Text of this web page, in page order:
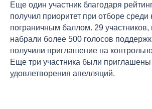
Еще один участник благодаря
получил приоритет при отборе среди
пограничным баллом. 29 участников,
набрали более 500 голосов
получили приглашение на
Еще три участника были приглашены
удовлетворения апелляций.